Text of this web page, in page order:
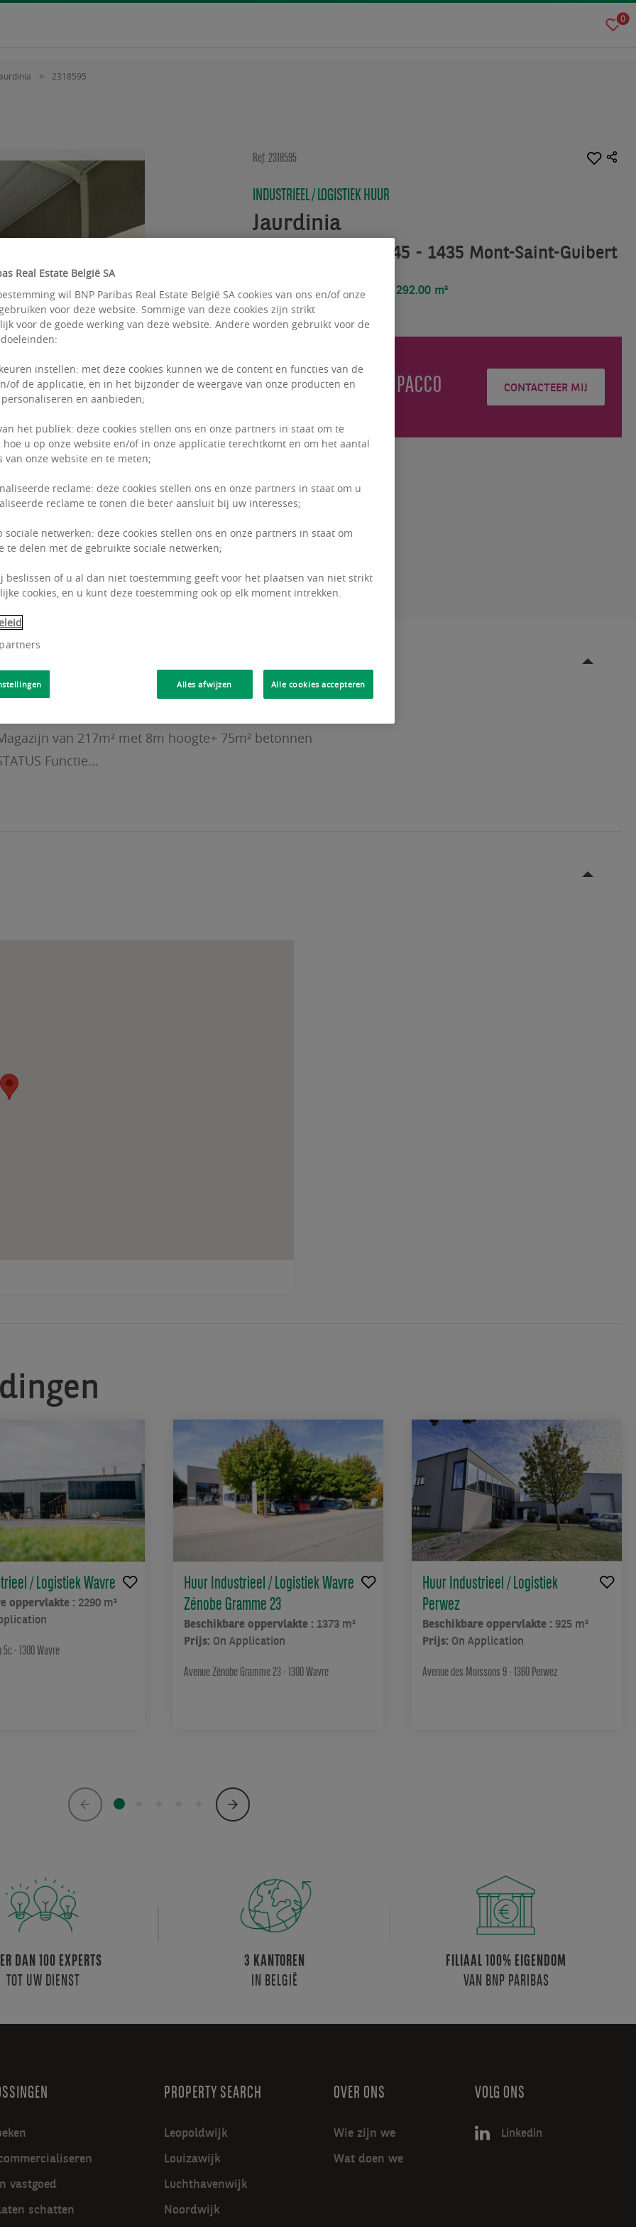
0
2318595
Ref: 2318595
INDUSTRIEEL / LOGISTIEK HUUR
Jaurdinia
Rue des Sablières 45 - 1435 Mont-Saint-Guibert
Beschikbare oppervlakte : 292.00 m²
Adrien PACCO CONTACTEER MIJ
van 217m² met 8m hoogte+ 75m² betonnen
Functie...
/ Logistiek Wavre
oppervlakte : 2290 m²
- 1300 Wavre
Huur Industrieel / Logistiek Wavre
Zénobe Gramme 23
Beschikbare oppervlakte : 1373 m²
Prijs: On Application
Avenue Zénobe Gramme 23 - 1300 Wavre
Huur Industrieel / Logistiek
Perwez
Beschikbare oppervlakte : 925 m²
Prijs: On Application
Avenue des Moissons 9 - 1360 Perwez
DAN 100 EXPERTS
TOT UW DIENST
3 KANTOREN
IN BELGIË
FILIAAL 100% EIGENDOM
VAN BNP PARIBAS
vastgoed
schatten
PROPERTY SEARCH
Leopoldwijk
Louizawijk
Luchthavenwijk
Noordwijk
OVER ONS
Wie zijn we
Wat doen we
VOLG ONS
Linkedin
Real Estate België SA
wil BNP Paribas Real Estate België SA cookies van ons en/of onze
voor deze website. Sommige van deze cookies zijn strikt
voor de goede werking van deze website. Andere worden gebruikt voor de
instellen: met deze cookies kunnen we de content en functies van de
of de applicatie, en in het bijzonder de weergave van onze producten en
en aanbieden;
het publiek: deze cookies stellen ons en onze partners in staat om te
u op onze website en/of in onze applicatie terechtkomt en om het aantal
van onze website en te meten;
reclame: deze cookies stellen ons en onze partners in staat om u
reclame te tonen die beter aansluit bij uw interesses;
sociale netwerken: deze cookies stellen ons en onze partners in staat om
te delen met de gebruikte sociale netwerken;
beslissen of u al dan niet toestemming geeft voor het plaatsen van niet strikt
cookies, en u kunt deze toestemming ook op elk moment intrekken.
Alles afwijzen Alle cookies accepteren